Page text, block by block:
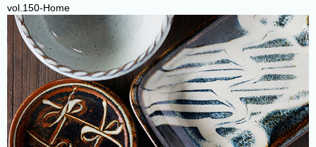
vol.150-Home